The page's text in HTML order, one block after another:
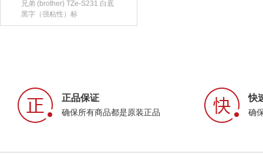
兄弟 (brother) TZe-S231 白底
黑字（强粘性）标
正品保证
确保所有商品都是原装正品
快
确